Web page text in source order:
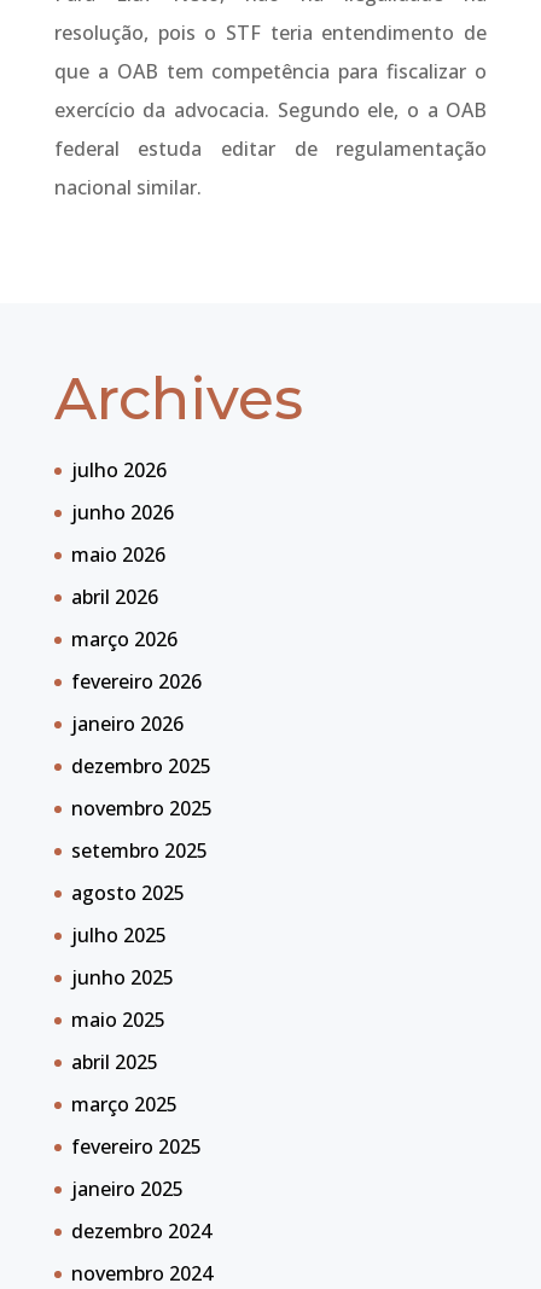
resolução, pois o STF teria entendimento de
que a OAB tem competência para fiscalizar o
exercício da advocacia. Segundo ele, o a OAB
federal estuda editar de regulamentação
nacional similar.
Archives
julho 2026
junho 2026
maio 2026
abril 2026
março 2026
fevereiro 2026
janeiro 2026
dezembro 2025
novembro 2025
setembro 2025
agosto 2025
julho 2025
junho 2025
maio 2025
abril 2025
março 2025
fevereiro 2025
janeiro 2025
dezembro 2024
novembro 2024